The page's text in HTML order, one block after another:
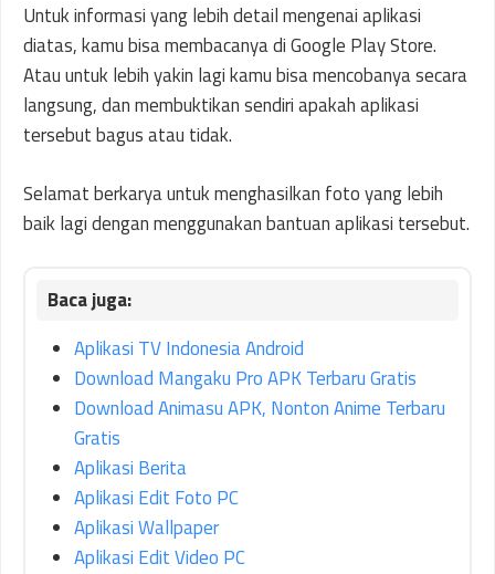
Untuk informasi yang lebih detail mengenai aplikasi
diatas, kamu bisa membacanya di Google Play Store.
Atau untuk lebih yakin lagi kamu bisa mencobanya secara
langsung, dan membuktikan sendiri apakah aplikasi
tersebut bagus atau tidak.
Selamat berkarya untuk menghasilkan foto yang lebih
baik lagi dengan menggunakan bantuan aplikasi tersebut.
Aplikasi TV Indonesia Android
Download Mangaku Pro APK Terbaru Gratis
Download Animasu APK, Nonton Anime Terbaru
Gratis
Aplikasi Berita
Aplikasi Edit Foto PC
Aplikasi Wallpaper
Aplikasi Edit Video PC